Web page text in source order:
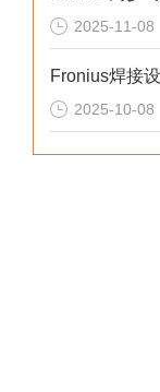
2025-11-08
2025-10-08